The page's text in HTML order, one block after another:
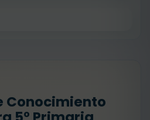
Conocimiento